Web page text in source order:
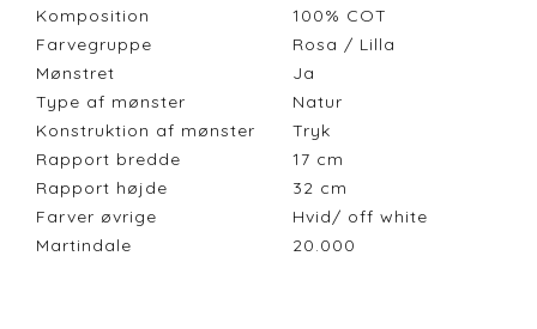
Komposition
100% COT
Farvegruppe
Rosa / Lilla
Mønstret
Ja
Type af mønster
Natur
Konstruktion af mønster
Tryk
Rapport bredde
17 cm
Rapport højde
32 cm
Farver øvrige
Hvid/ off white
Martindale
20.000